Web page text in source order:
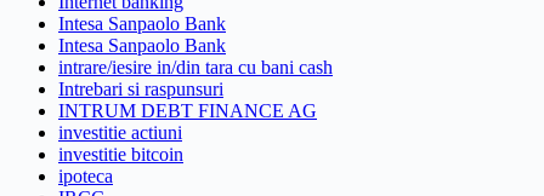
Intesa Sanpaolo Bank
Intesa Sanpaolo Bank
intrare/iesire in/din tara cu bani cash
Intrebari si raspunsuri
INTRUM DEBT FINANCE AG
investitie actiuni
investitie bitcoin
ipoteca